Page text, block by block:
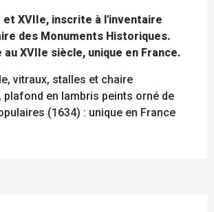
et XVIIe, inscrite à l'inventaire
des Monuments Historiques.
XVIIe siècle, unique en France.
vitraux, stalles et chaire
plafond en lambris peints orné de
(1634) : unique en France